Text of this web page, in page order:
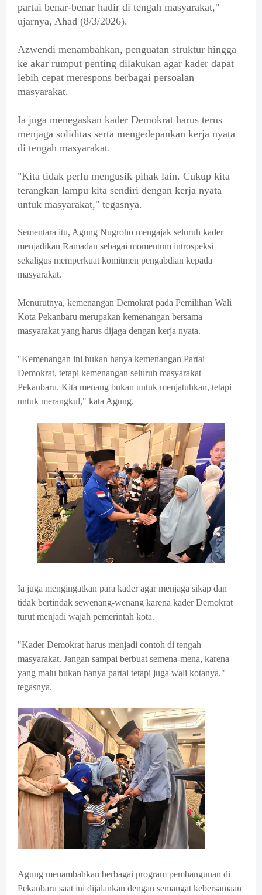
partai benar-benar hadir di tengah masyarakat,"
ujarnya, Ahad (8/3/2026).
Azwendi menambahkan, penguatan struktur hingga
ke akar rumput penting dilakukan agar kader dapat
lebih cepat merespons berbagai persoalan
masyarakat.
Ia juga menegaskan kader Demokrat harus terus
menjaga soliditas serta mengedepankan kerja nyata
di tengah masyarakat.
"Kita tidak perlu mengusik pihak lain. Cukup kita
terangkan lampu kita sendiri dengan kerja nyata
untuk masyarakat," tegasnya.
Sementara itu, Agung Nugroho mengajak seluruh kader
menjadikan Ramadan sebagai momentum introspeksi
sekaligus memperkuat komitmen pengabdian kepada
masyarakat.
Menurutnya, kemenangan Demokrat pada Pemilihan Wali
Kota Pekanbaru merupakan kemenangan bersama
masyarakat yang harus dijaga dengan kerja nyata.
"Kemenangan ini bukan hanya kemenangan Partai
Demokrat, tetapi kemenangan seluruh masyarakat
Pekanbaru. Kita menang bukan untuk menjatuhkan, tetapi
untuk merangkul," kata Agung.
Ia juga mengingatkan para kader agar menjaga sikap dan
tidak bertindak sewenang-wenang karena kader Demokrat
turut menjadi wajah pemerintah kota.
"Kader Demokrat harus menjadi contoh di tengah
masyarakat. Jangan sampai berbuat semena-mena, karena
yang malu bukan hanya partai tetapi juga wali kotanya,"
tegasnya.
Agung menambahkan berbagai program pembangunan di
Pekanbaru saat ini dijalankan dengan semangat kebersamaan